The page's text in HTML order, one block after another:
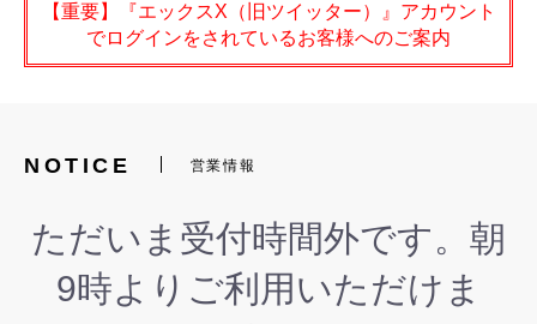
【重要】『エックスX（旧ツイッター）』アカウント
でログインをされているお客様へのご案内
NOTICE 営業情報
ただいま受付時間外です。朝
9時よりご利用いただけま